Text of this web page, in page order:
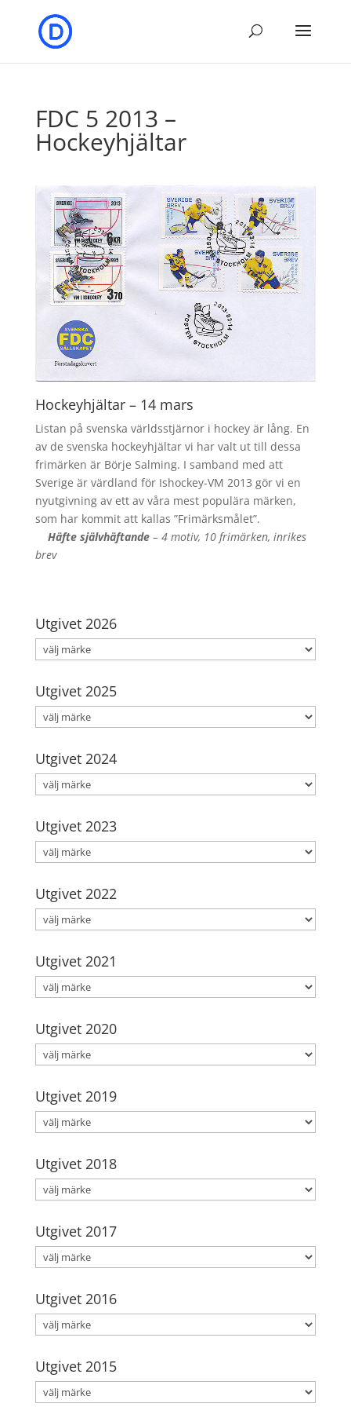
FDC 5 2013 –
Hockeyhjältar
Hockeyhjältar – 14 mars
Listan på svenska världsstjärnor i hockey är lång. En
av de svenska hockeyhjältar vi har valt ut till dessa
frimärken är Börje Salming. I samband med att
Sverige är värdland för Ishockey-VM 2013 gör vi en
nyutgivning av ett av våra mest populära märken,
som har kommit att kallas ”Frimärksmålet”.
Häfte självhäftande– 4 motiv, 10 frimärken, inrikes
brev
Utgivet 2026
Utgivet 2025
Utgivet 2024
Utgivet 2023
Utgivet 2022
Utgivet 2021
Utgivet 2020
Utgivet 2019
Utgivet 2018
Utgivet 2017
Utgivet 2016
Utgivet 2015